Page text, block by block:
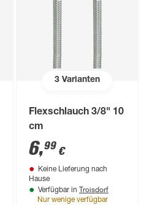
3Varianten
Flexschlauch 3/8" 10
cm
6,99 €
Keine Lieferung nach
Hause
Verfügbar in Troisdorf
Nur wenige verfügbar